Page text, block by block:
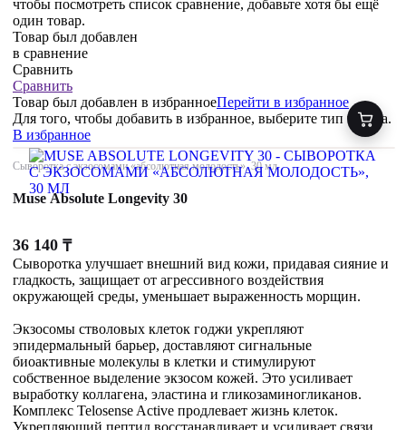
чтобы посмотреть список сравнение, добавьте хотя бы ещё
один товар.
Товар был добавлен
в сравнение
Сравнить
Сравнить
Товар был добавлен в избранноеПерейти в избранное
Для того, чтобы добавить в избранное, выберите тип товара.
В избранное
Сыворотка с экзосомами «абсолютная молодость», 30 мл
Muse Absolute Longevity 30
36 140 ₸
Сыворотка улучшает внешний вид кожи, придавая сияние и
гладкость, защищает от агрессивного воздействия
окружающей среды, уменьшает выраженность морщин.
Экзосомы стволовых клеток годжи укрепляют
эпидермальный барьер, доставляют сигнальные
биоактивные молекулы в клетки и стимулируют
собственное выделение экзосом кожей. Это усиливает
выработку коллагена, эластина и гликозаминогликанов.
Комплекс Telosense Active продлевает жизнь клеток.